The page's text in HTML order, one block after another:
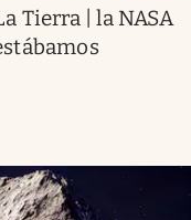
Tierra | la NASA